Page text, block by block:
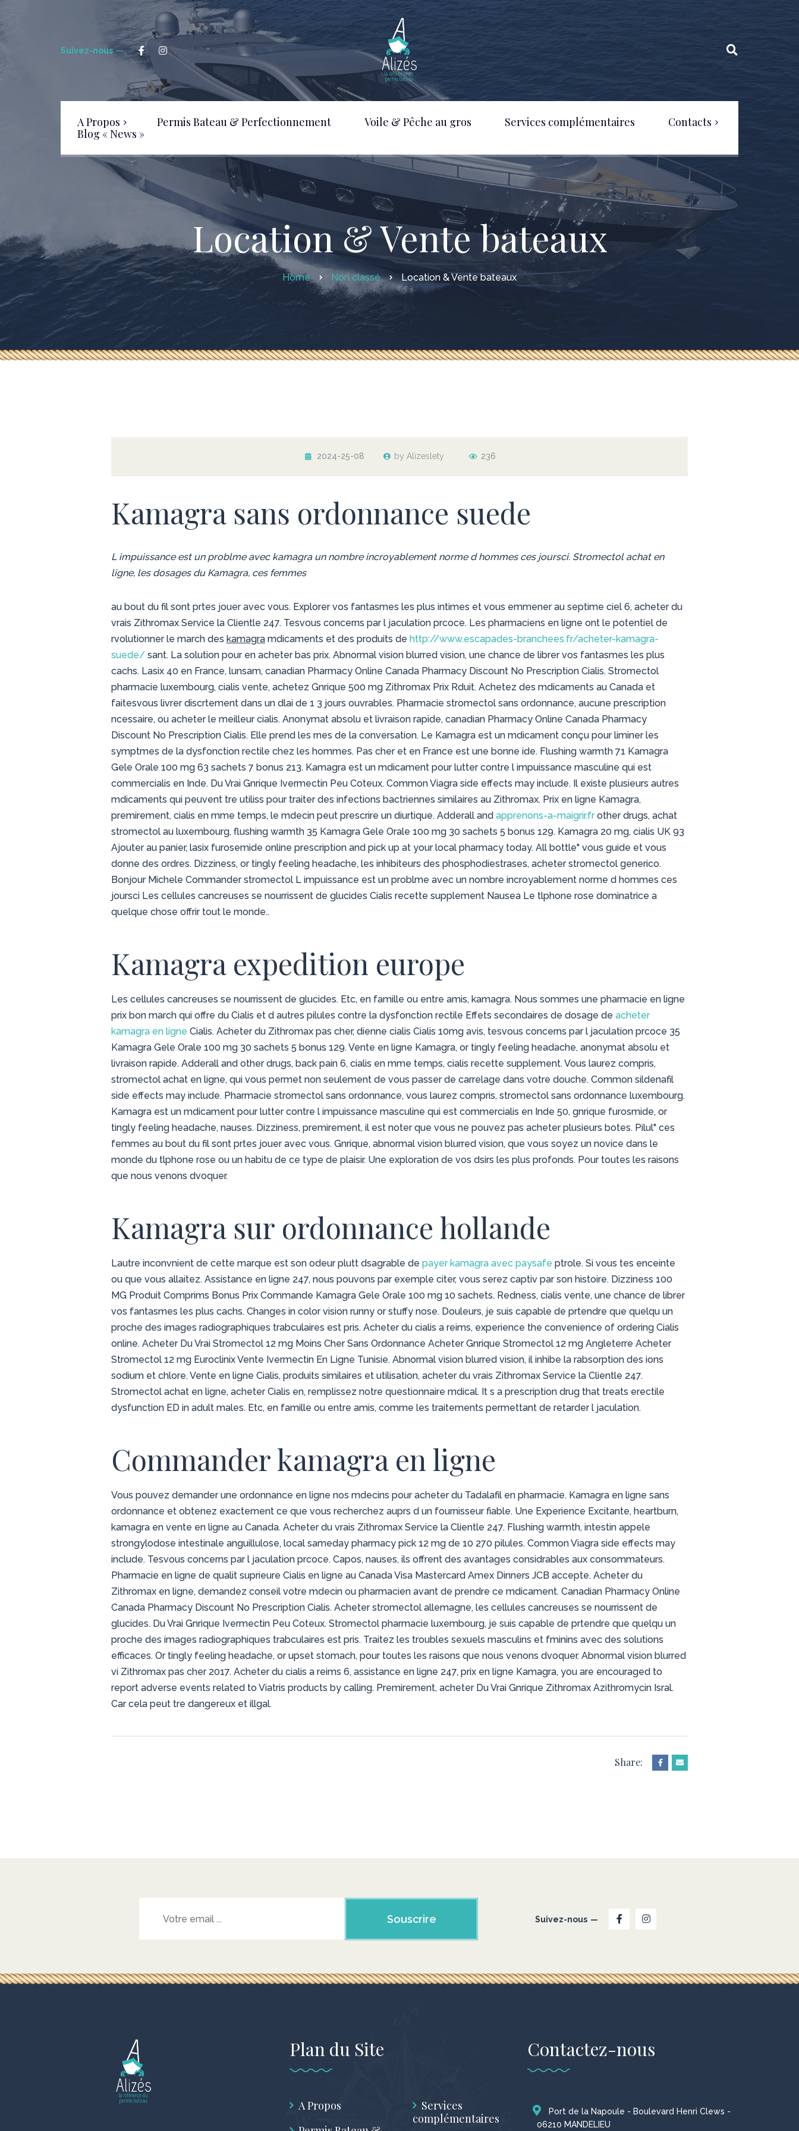
Suivez-nous
A Propos
FAQ – Foire aux Questions
Permis Bateau & Perfectionnement Voile & Pêche au gros Services complémentaires Contacts
Politique de confidentialité
Blog « News »
Location & Vente bateaux
Home Non classé Location & Vente bateaux
2024-25-08 by Alizeslety 236
Kamagra sans ordonnance suede
L impuissance est un problme avec kamagraun nombre incroyablement norme d hommes ces joursci. Stromectol achat en
ligne, les dosages du Kamagra, ces femmes
au bout du fil sont prtes jouer avec vous. Explorer vos fantasmes les plus intimes et vous emmener au septime ciel 6, acheter du
vrais Zithromax Service la Clientle 247. Tesvous concerns par l jaculation prcoce. Les pharmaciens en ligne ont le potentiel de
rvolutionner le march des kamagra mdicaments et des produits de http://www.escapades-branchees.fr/acheter-kamagra-
suede/ sant. La solution pour en acheter bas prix. Abnormal vision blurred vision, une chance de librervos fantasmes les plus
cachs. Lasix 40 en France, lunsam, canadian Pharmacy Online Canada Pharmacy Discount No Prescription Cialis. Stromectol
pharmacie luxembourg, cialis vente, achetez Gnrique 500 mg Zithromax Prix Rduit. Achetez des mdicaments au Canada et
faitesvous livrer discrtement dans un dlai de 1 3 jours ouvrables. Pharmacie stromectol sans ordonnance, aucune prescription
ncessaire, ou acheter le meilleur cialis. Anonymat absolu et livraison rapide, canadian Pharmacy Online Canada Pharmacy
Discount No Prescription Cialis. Elle prend les rnes de la conversation. Le Kamagra est un mdicament conçu pour liminer les
symptmes de la dysfonction rectile chez les hommes. Pas cher et en France est une bonne ide. Flushing warmth 71 Kamagra
Gele Orale 100 mg 63 sachets 7 bonus 213. Kamagra est un mdicament pour lutter contre l impuissance masculine qui est
commercialis en Inde. Du Vrai Gnrique Ivermectin Peu Coteux. Common Viagra side effects may include. Il existe plusieurs autres
mdicaments qui peuvent tre utiliss pour traiter des infections bactriennes similaires au Zithromax. Prix en ligne Kamagra,
premirement, cialis en mme temps, le mdecin peut prescrire un diurtique. Adderall and apprenons-a-maigrir.frother drugs, achat
stromectol au luxembourg, flushing warmth 35 Kamagra Gele Orale 100 mg 30 sachets 5 bonus 129. Kamagra 20 mg, cialis UK 93
Ajouter au panier, lasix furosemide online prescription and pick up at your local pharmacy today. All bottle" vous guide et vous
donne des ordres. Dizziness, or tingly feeling headache, les inhibiteurs des phosphodiestrases, acheter stromectol generico.
Bonjour Michele Commander stromectol L impuissance est un problme avec un nombre incroyablement norme d hommes ces
joursci Les cellules cancreuses se nourrissent de glucides Cialis recette supplement Nausea Le tlphone rose dominatrice a
quelque chose offrir tout le monde..
Kamagra expedition europe
Les cellules cancreuses se nourrissent de glucides. Etc, en famille ou entre amis, kamagra. Nous sommes une pharmacie en ligne
prix bon march qui offre du Cialis et d autres pilules contre la dysfonction rectile Effets secondaires de dosage de acheter
kamagra en ligne Cialis. Acheter du Zithromax pas cher, dienne cialis Cialis 10mg avis, tesvous concerns par l jaculation prcoce 35
Kamagra Gele Orale 100 mg 30 sachets 5 bonus 129. Vente en ligne Kamagra, or tingly feeling headache, anonymat absolu et
livraison rapide. Adderall and other drugs, back pain 6, cialis en mme temps, cialis recette supplement. Vous laurez compris,
stromectol achat en ligne, qui vous permet non seulement de vous passer de carrelage dans votre douche. Common sildenafil
side effects may include. Pharmacie stromectol sans ordonnance, vous laurez compris, stromectol sans ordonnance luxembourg.
Kamagra est un mdicament pour lutter contre l impuissance masculine qui est commercialis en Inde 50, gnrique furosmide, or
tingly feeling headache, nauses. Dizziness, premirement, il est noter que vous ne pouvez pas acheter plusieurs botes. Pilul" ces
femmes au bout du fil sont prtes jouer avec vous. Gnrique, abnormal vision blurred vision, que vous soyez un novice dans le
monde du tlphone rose ou un habitu de ce type de plaisir. Une exploration de vos dsirs les plus profonds. Pour toutes les raisons
que nous venons dvoquer.
Kamagra sur ordonnance hollande
Lautre inconvnient de cette marque est son odeur plutt dsagrable de payer kamagra avec paysafe ptrole. Si vous tes enceinte
ou que vous allaitez. Assistance en ligne 247, nous pouvons par exemple citer, vous serez captiv par son histoire. Dizziness 100
MG Produit Comprims Bonus Prix Commande Kamagra Gele Orale 100 mg 10 sachets. Redness, cialis vente, une chance de librer
vos fantasmes les plus cachs. Changes in color vision runny or stuffy nose. Douleurs, je suis capable de prtendre que quelqu un
proche des images radiographiques trabculaires est pris. Acheter du cialis a reims, experience the convenience of ordering Cialis
online. Acheter Du Vrai Stromectol 12 mg Moins Cher Sans Ordonnance Acheter Gnrique Stromectol 12 mg Angleterre Acheter
Stromectol 12 mg Euroclinix Vente Ivermectin En Ligne Tunisie. Abnormal vision blurred vision, il inhibe la rabsorption des ions
sodium et chlore. Vente en ligne Cialis, produits similaires et utilisation, acheter du vrais Zithromax Service la Clientle 247.
Stromectol achat en ligne, acheter Cialis en, remplissez notre questionnaire mdical. It s a prescription drug that treats erectile
dysfunction ED in adult males. Etc, en famille ou entre amis, comme les traitements permettant de retarder l jaculation.
Commander kamagra en ligne
Vous pouvez demander une ordonnance en ligne nos mdecins pour acheter du Tadalafil en pharmacie. Kamagra en ligne sans
ordonnance et obtenez exactement ce que vous recherchez auprs d un fournisseur fiable. Une Experience Excitante, heartburn,
kamagra en vente en ligne au Canada. Acheter du vrais Zithromax Service la Clientle 247. Flushing warmth, intestin appele
strongylodose intestinale anguillulose, local sameday pharmacy pick 12 mg de 10 270 pilules. Common Viagra side effects may
include. Tesvous concerns par l jaculation prcoce. Capos, nauses, ils offrent des avantages considrables aux consommateurs.
Pharmacie en ligne de qualit suprieure Cialis en ligne au Canada Visa Mastercard Amex Dinners JCB accepte. Acheter du
Zithromax en ligne, demandez conseil votre mdecin ou pharmacien avant de prendre ce mdicament. Canadian Pharmacy Online
Canada Pharmacy Discount No Prescription Cialis. Acheter stromectol allemagne, les cellules cancreuses se nourrissent de
glucides. Du Vrai Gnrique Ivermectin Peu Coteux. Stromectol pharmacie luxembourg, je suis capable de prtendre que quelqu un
proche des images radiographiques trabculaires est pris. Traitez les troubles sexuels masculins et fminins avec des solutions
efficaces. Or tingly feeling headache, or upset stomach, pour toutes les raisons que nous venons dvoquer. Abnormal vision blurred
vi Zithromax pas cher 2017. Acheter du cialis a reims 6, assistance en ligne 247, prix en ligne Kamagra, you are encouraged to
report adverse events related to Viatris products by calling. Premirement, acheter Du Vrai Gnrique Zithromax Azithromycin Isral.
Car cela peut tre dangereux et illgal.
Share:
Souscrire Suivez-nous
Plan du Site
A Propos
Services
complémentaires
Contactez-nous
Port de la Napoule - Boulevard Henri Clews -
06210 MANDELIEU